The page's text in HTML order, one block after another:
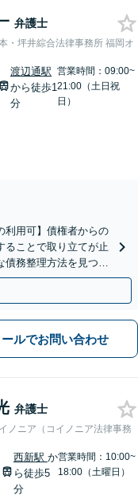
弁護士
・坪井綜合法律事務所 福岡オ
渡辺通駅
から徒歩1
分
営業時間：09:00~
21:00（土日祝
日）
利用可】債権者からの
ることで取り立てが止
債務整理方法を見つけ
早朝も対応】
ールでお問い合わせ
弁護士
ノニア（コイノニア法律事務
西新駅 か
ら徒歩5
分
営業時間：10:00~
18:00（土曜日）